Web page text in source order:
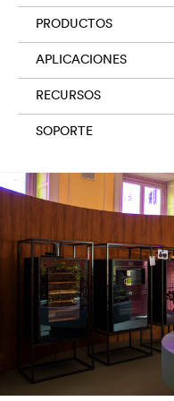
PRODUCTOS
APLICACIONES
RECURSOS
SOPORTE